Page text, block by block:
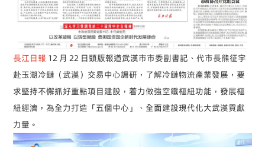
長江日報 12 月 22 日頭版報道武漢市市委副書記、代市長熊征宇
赴玉湖冷鏈（武漢）交易中心調研，了解冷鏈物流產業發展，要
求堅持不懈抓好重點項目建設，着力做強空鐵樞紐功能，發展樞
紐經濟，為全力打造「五個中心」、全面建設現代化大武漢貢獻
力量。